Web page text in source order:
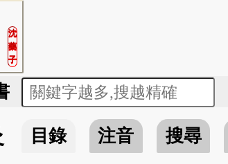
沈
藥
子
目錄 注音 搜尋